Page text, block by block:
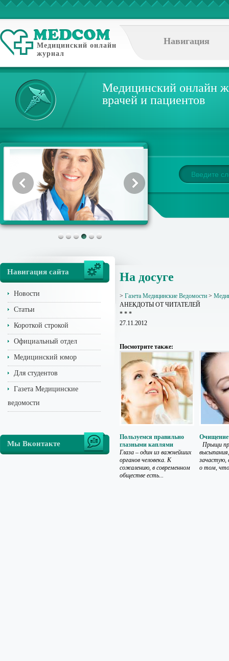
Медицинский онлайн
журнал
Навигация
Медицинский онлайн
врачей и пациентов
Навигация сайта
Новости
Статьи
Короткой строкой
Официальный отдел
Медицинский юмор
Для студентов
Газета Медицинские
ведомости
Мы Вконтакте
На досуге
> Газета Медицинские Ведомости >
АНЕКДОТЫ ОТ ЧИТАТЕЛЕЙ
* * *
27.11.2012
Посмотрите также:
Пользуемся правильно
глазными каплями
Глаза – один из важнейших
органов человека. К
сожалению, в современном
обществе есть...
Прыщи
зачастую,
о том,